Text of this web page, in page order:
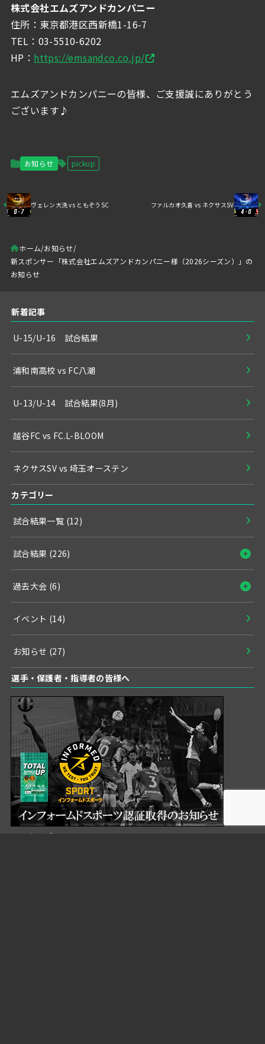
株式会社エムズアンドカンパニー
住所：東京都港区西新橋1-16-7
TEL：03-5510-6202
HP： https://emsandco.co.jp/
エムズアンドカンパニーの皆様、ご支援誠にありがとう
ございます♪
お知らせ pickup
ヴェレン大洗 vs ともぞうSC ファルカオ久喜 vs ネクサスSV
ホーム お知らせ
新スポンサー「株式会社エムズアンドカンパニー様（2026シーズン）」の
お知らせ
新着記事
U-15/U-16 試合結果
浦和南高校 vs FC八潮
U-13/U-14 試合結果(8月)
越谷FC vs FC.L-BLOOM
ネクサスSV vs 埼玉オーステン
カテゴリー
試合結果一覧 (12)
試合結果 (226)
過去大会 (6)
イベント (14)
お知らせ (27)
選手・保護者・指導者の皆様へ
アーカイブ